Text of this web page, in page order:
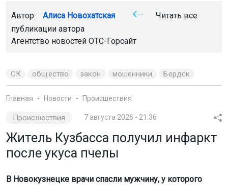
Автор: Алиса Новохатская
Читать все
публикации автора
Агентство новостей ОТС-Горсайт
СК общество закон мошенники Бердск
Главная Новости Происшествия
Происшествия 7 августа 2026 - 21:36
Житель Кузбасса получил инфаркт
после укуса пчелы
В Новокузнецке врачи спасли мужчину, у которого